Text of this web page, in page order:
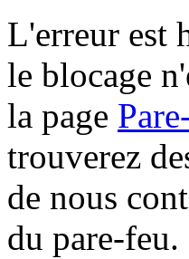
L'erreur est
le blocage
la page
trouverez
de nous
du pare-feu.